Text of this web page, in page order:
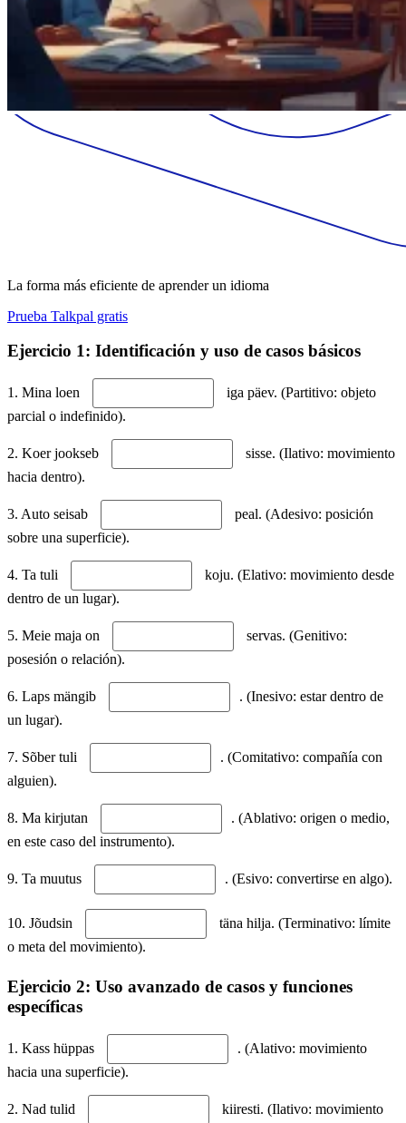
La forma más eficiente de aprender un idioma
Prueba Talkpal gratis
Ejercicio 1: Identificación y uso de casos básicos
1. Mina loen
iga päev. (Partitivo: objeto
parcial o indefinido).
2. Koer jookseb
sisse. (Ilativo: movimiento
hacia dentro).
3. Auto seisab
peal. (Adesivo: posición
sobre una superficie).
4. Ta tuli
koju. (Elativo: movimiento desde
dentro de un lugar).
5. Meie maja on
servas. (Genitivo:
posesión o relación).
6. Laps mängib
. (Inesivo: estar dentro de
un lugar).
7. Sõber tuli
. (Comitativo: compañía con
alguien).
8. Ma kirjutan
. (Ablativo: origen o medio,
en este caso del instrumento).
9. Ta muutus . (Esivo: convertirse en algo).
10. Jõudsin
täna hilja. (Terminativo: límite
o meta del movimiento).
Ejercicio 2: Uso avanzado de casos y funciones
específicas
1. Kass hüppas
. (Alativo: movimiento
hacia una superficie).
2. Nad tulid
kiiresti. (Ilativo: movimiento